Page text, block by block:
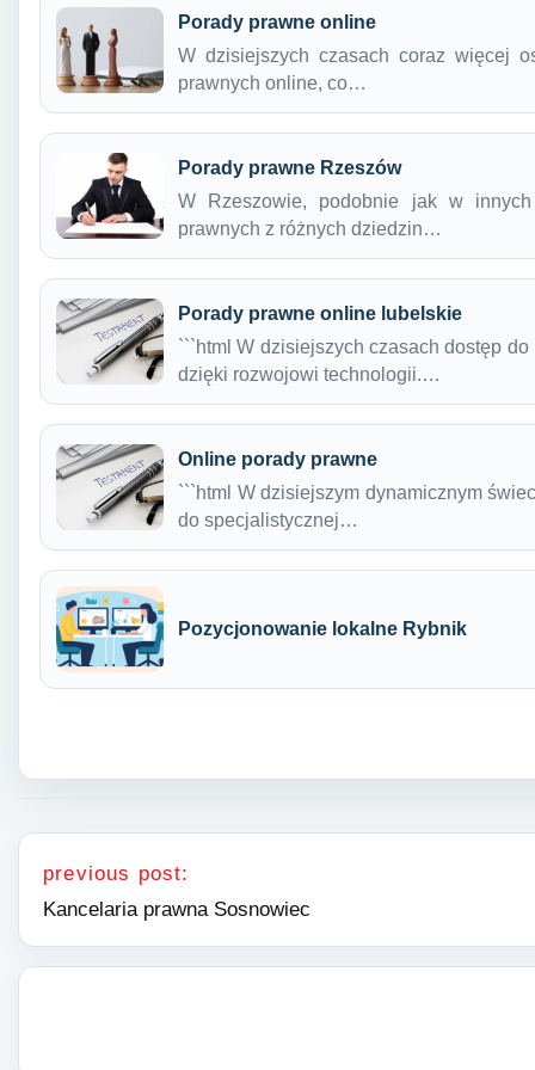
Porady prawne online
W dzisiejszych czasach coraz więcej
prawnych online, co…
Porady prawne Rzeszów
W Rzeszowie, podobnie jak w
prawnych z różnych dziedzin…
Porady prawne online lubelskie
```html W dzisiejszych czasach dostęp
dzięki rozwojowi technologii.…
Online porady prawne
```html W dzisiejszym dynamicznym
do specjalistycznej…
Pozycjonowanie lokalne Rybnik
Nawigacja wpisu
previous post:
Kancelaria prawna Sosnowiec